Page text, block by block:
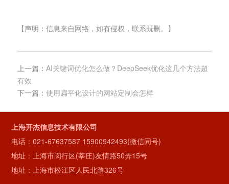
【声明：信息来自网络，如有侵权，联系既删。】
上一篇： AI关键词优化怎么做？DeepSeek优化这几个方法超
有效
下一篇： 使用扁平化设计的网站定制会怎样
上海开杰信息技术有限公司
电话：021-67637587 15900942493(微信同号)
地址：上海市闵行区(莘庄)友情路50弄15号
地址：上海市松江区人民北路326号